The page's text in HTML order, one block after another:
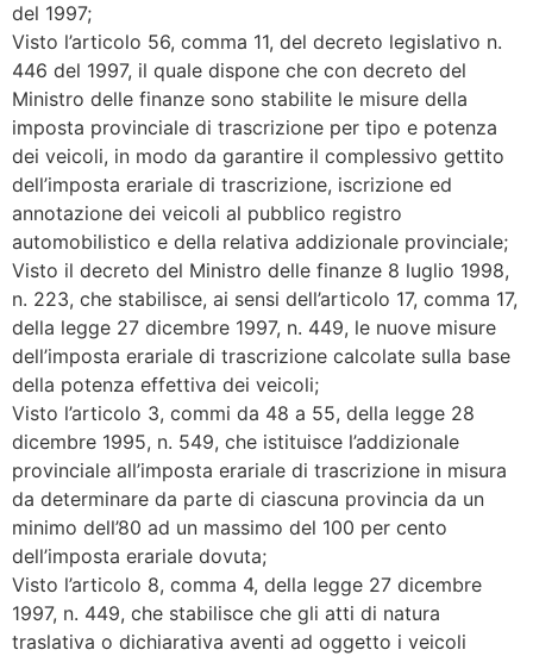
del 1997;
Visto l’articolo 56, comma 11, del decreto legislativo n.
446 del 1997, il quale dispone che con decreto del
Ministro delle finanze sono stabilite le misure della
imposta provinciale di trascrizione per tipo e potenza
dei veicoli, in modo da garantire il complessivo gettito
dell’imposta erariale di trascrizione, iscrizione ed
annotazione dei veicoli al pubblico registro
automobilistico e della relativa addizionale provinciale;
Visto il decreto del Ministro delle finanze 8 luglio 1998,
n. 223, che stabilisce, ai sensi dell’articolo 17, comma 17,
della legge 27 dicembre 1997, n. 449, le nuove misure
dell’imposta erariale di trascrizione calcolate sulla base
della potenza effettiva dei veicoli;
Visto l’articolo 3, commi da 48 a 55, della legge 28
dicembre 1995, n. 549, che istituisce l’addizionale
provinciale all’imposta erariale di trascrizione in misura
da determinare da parte di ciascuna provincia da un
minimo dell’80 ad un massimo del 100 per cento
dell’imposta erariale dovuta;
Visto l’articolo 8, comma 4, della legge 27 dicembre
1997, n. 449, che stabilisce che gli atti di natura
traslativa o dichiarativa aventi ad oggetto i veicoli